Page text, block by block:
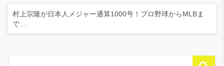
村上宗隆が日本人メジャー通算1000号！プロ野球からMLBま
で…